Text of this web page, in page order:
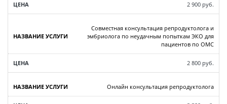
2 900 руб.
Совместная консультация репродуктолога и
эмбриолога по неудачным попыткам ЭКО для
пациентов по ОМС
2 800 руб.
Онлайн консультация репродуктолога